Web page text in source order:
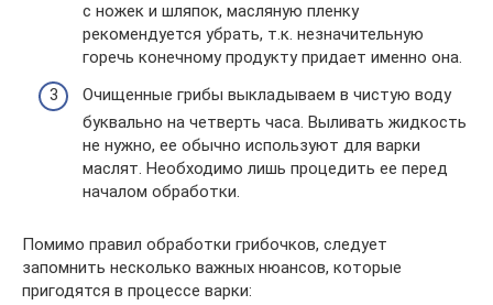
с ножек и шляпок, масляную пленку
рекомендуется убрать, т.к. незначительную
горечь конечному продукту придает именно она.
Очищенные грибы выкладываем в чистую воду
буквально на четверть часа. Выливать жидкость
не нужно, ее обычно используют для варки
маслят. Необходимо лишь процедить ее перед
началом обработки.
Помимо правил обработки грибочков, следует
запомнить несколько важных нюансов, которые
пригодятся в процессе варки: